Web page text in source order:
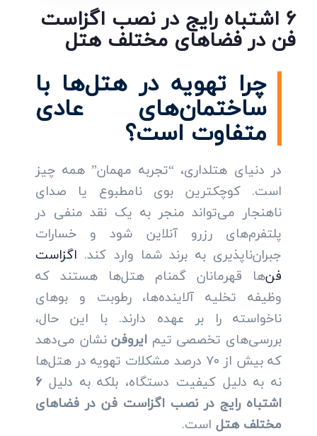
۶ اشتباه رایج در نصب اگزاست
فن در فضاهای مختلف هتل
چرا تهویه در هتل‌ها با
ساختمان‌های عادی
متفاوت است؟
در دنیای هتلداری، “تجربه مهمان” همه چیز
است. کوچکترین بوی نامطبوع یا صدای
ناهنجار می‌تواند منجر به یک نقد منفی در
پلتفرم‌های رزرو آنلاین شود و خسارات
جبران‌ناپذیری به برند شما وارد کند. اگزاست
فن‌ها قهرمانان گمنام هتل‌ها هستند که
وظیفه تخلیه آلاینده‌ها، رطوبت و بوهای
ناخواسته را بر عهده دارند. با این حال،
بررسی‌های تخصصی تیم ایروفننشان می‌دهد
که بیش از ۷۰ درصد مشکلات تهویه در هتل‌ها
نه به دلیل کیفیت دستگاه، بلکه به دلیل۶
اشتباه رایج در نصب اگزاست فن در فضاهای
مختلف هتل است.